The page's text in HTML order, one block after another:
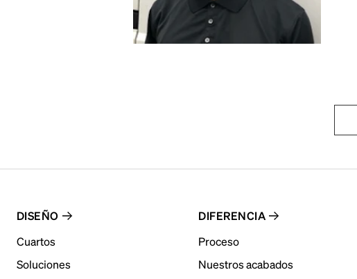
DISEÑO
Cuartos
Soluciones
DIFERENCIA
Proceso
Nuestros acabados